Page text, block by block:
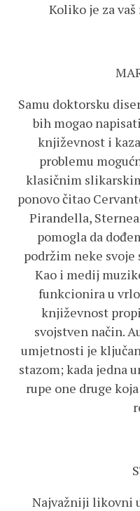
Koliko je za
Samu doktorsku
bih mogao
književnost i
problemu
klasičnim
ponovo čitao
Pirandella,
pomogla da
podržim neke
Kao i medij
funkcionira u
književnost
svojstven način.
umjetnosti je
stazom; kada jedna
rupe one druge
Najvažniji likovni